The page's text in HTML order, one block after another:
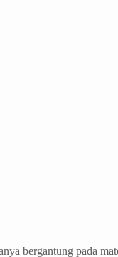
bergantung pada